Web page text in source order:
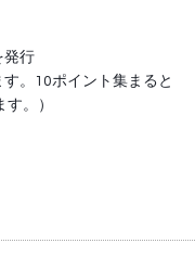
発行
。10ポイント集まると
す。）